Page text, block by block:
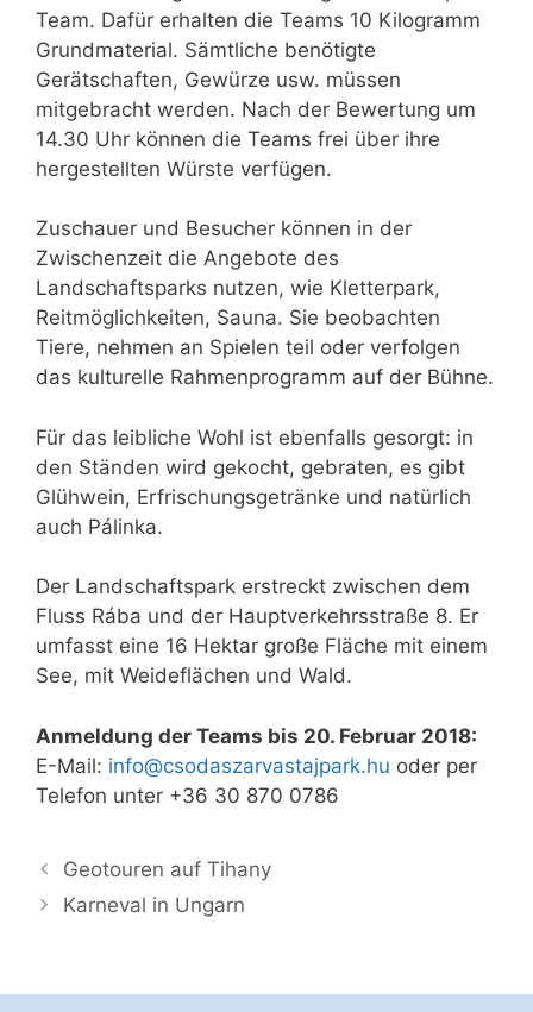
Team. Dafür erhalten die Teams 10 Kilogramm
Grundmaterial. Sämtliche benötigte
Gerätschaften, Gewürze usw. müssen
mitgebracht werden. Nach der Bewertung um
14.30 Uhr können die Teams frei über ihre
hergestellten Würste verfügen.
Zuschauer und Besucher können in der
Zwischenzeit die Angebote des
Landschaftsparks nutzen, wie Kletterpark,
Reitmöglichkeiten, Sauna. Sie beobachten
Tiere, nehmen an Spielen teil oder verfolgen
das kulturelle Rahmenprogramm auf der Bühne.
Für das leibliche Wohl ist ebenfalls gesorgt: in
den Ständen wird gekocht, gebraten, es gibt
Glühwein, Erfrischungsgetränke und natürlich
auch Pálinka.
Der Landschaftspark erstreckt zwischen dem
Fluss Rába und der Hauptverkehrsstraße 8. Er
umfasst eine 16 Hektar große Fläche mit einem
See, mit Weideflächen und Wald.
Anmeldung der Teams bis 20. Februar 2018:
E-Mail: info@csodaszarvastajpark.hu oder per
Telefon unter +36 30 870 0786
Geotouren auf Tihany
Karneval in Ungarn